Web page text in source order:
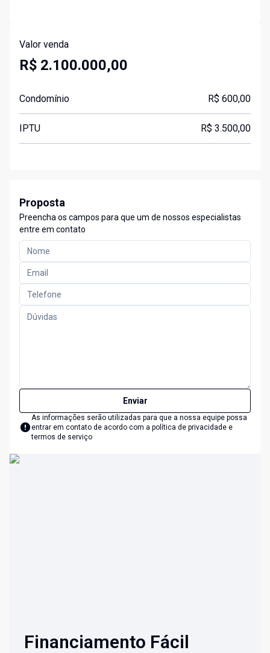
Valor venda
R$ 2.100.000,00
Condomínio R$ 600,00
IPTU R$ 3.500,00
Proposta
Preencha os campos para que um de nossos especialistas
entre em contato
Enviar
As informações serão utilizadas para que a nossa equipe possa
entrar em contato de acordo com a política de privacidade e
termos de serviço
Financiamento Fácil